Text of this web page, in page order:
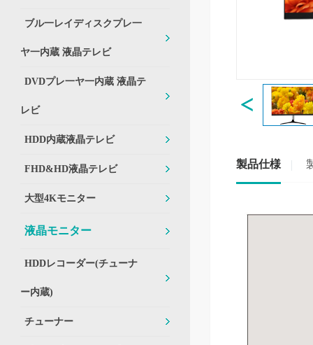
ブル一レイディスクプレ一
ヤ一内蔵 液晶テレビ
DVDプレ一ヤ一内蔵 液晶テ
レビ
HDD内蔵液晶テレビ
FHD&HD液晶テレビ
大型4Kモニター
液晶モニター
HDDレコーダー(チューナ
ー内蔵)
チューナー
製品仕様